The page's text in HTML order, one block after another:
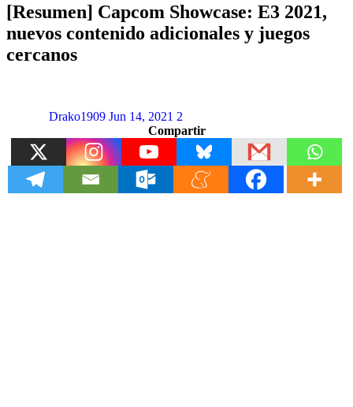
[Resumen] Capcom Showcase: E3 2021,
nuevos contenido adicionales y juegos
cercanos
Drako1909 Jun 14, 2021 2
Compartir